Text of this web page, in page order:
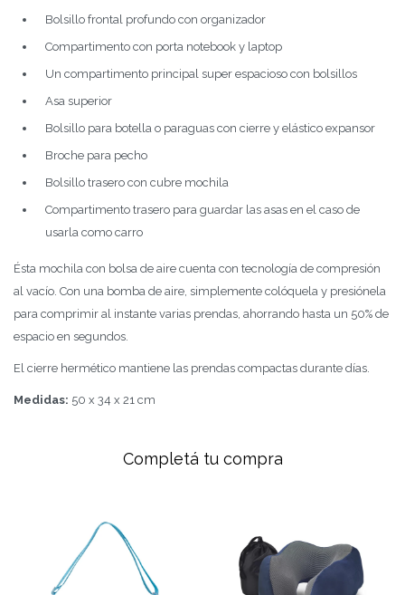
Bolsillo frontal profundo con organizador
Compartimento con porta notebook y laptop
Un compartimento principal super espacioso con bolsillos
Asa superior
Bolsillo para botella o paraguas con cierre y elástico expansor
Broche para pecho
Bolsillo trasero con cubre mochila
Compartimento trasero para guardar las asas en el caso de
usarla como carro
Ésta mochila con bolsa de aire cuenta con tecnología de compresión
al vacío. Con una bomba de aire, simplemente colóquela y presiónela
para comprimir al instante varias prendas, ahorrando hasta un 50% de
espacio en segundos.
El cierre hermético mantiene las prendas compactas durante días.
Medidas: 50 x 34 x 21 cm
Completá tu compra